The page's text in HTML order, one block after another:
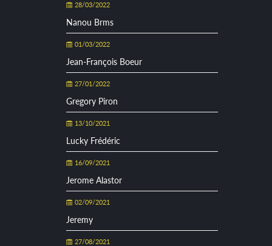
28/03/2022
Nanou Brms
01/03/2022
Jean-François Boeur
27/01/2022
Gregory Piron
13/10/2021
Lucky Frédéric
16/09/2021
Jerome Alastor
02/09/2021
Jeremy
27/08/2021